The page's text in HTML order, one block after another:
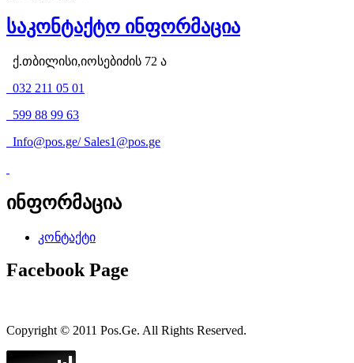
საკონტაქტო ინფორმაცია
ქ.თბილისი,იოსებიძის 72 ა
032 211 05 01
599 88 99 63
Info@pos.ge/ Sales1@pos.ge
ინფორმაცია
კონტაქტი
Facebook Page
Copyright © 2011 Pos.Ge. All Rights Reserved.